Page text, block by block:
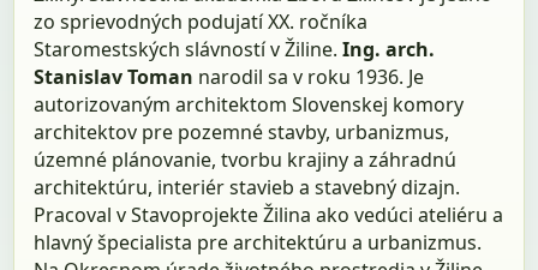
zo sprievodných podujatí XX. ročníka
Staromestských slávností v Žiline.Ing. arch.
Stanislav Toman narodil sa v roku 1936. Je
autorizovaným architektom Slovenskej komory
architektov pre pozemné stavby, urbanizmus,
územné plánovanie, tvorbu krajiny a záhradnú
architektúru, interiér stavieb a stavebný dizajn.
Pracoval v Stavoprojekte Žilina ako vedúci ateliéru a
hlavný špecialista pre architektúru a urbanizmus.